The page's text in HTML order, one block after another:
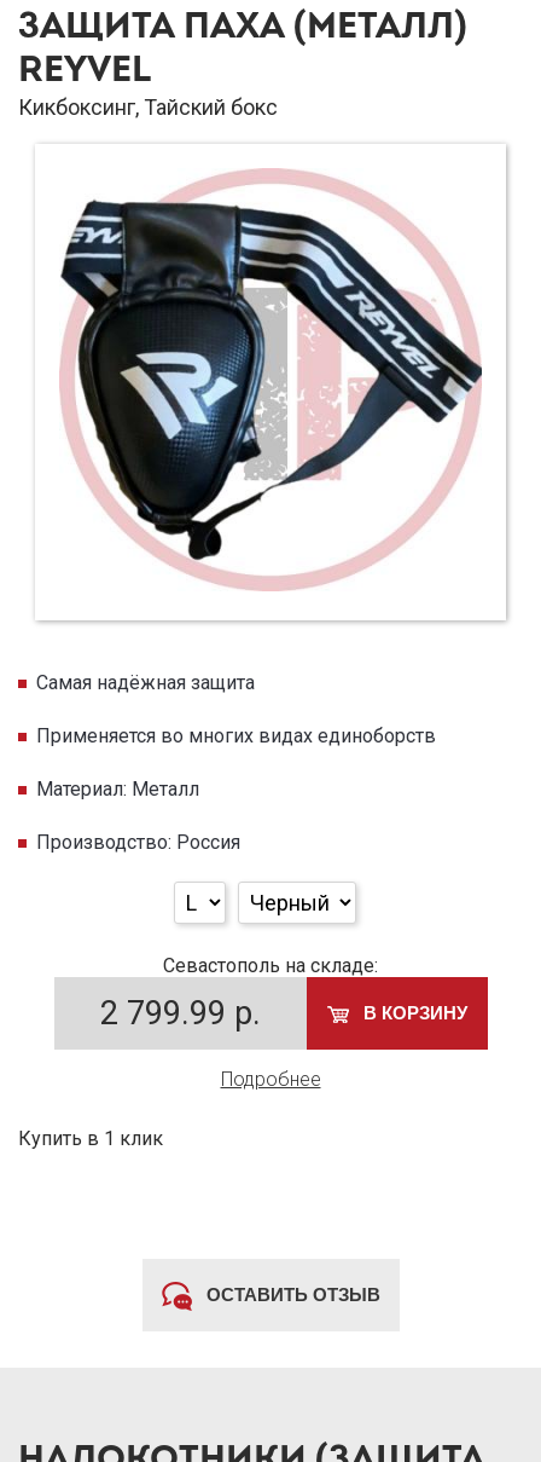
ЗАЩИТА ПАХА (МЕТАЛЛ)
REYVEL
Кикбоксинг, Тайский бокс
Самая надёжная защита
Применяется во многих видах единоборств
Материал: Металл
Производство: Россия
Севастополь на складе:
2 799.99 р. В КОРЗИНУ
Подробнее
Купить в 1 клик
ОСТАВИТЬ ОТЗЫВ